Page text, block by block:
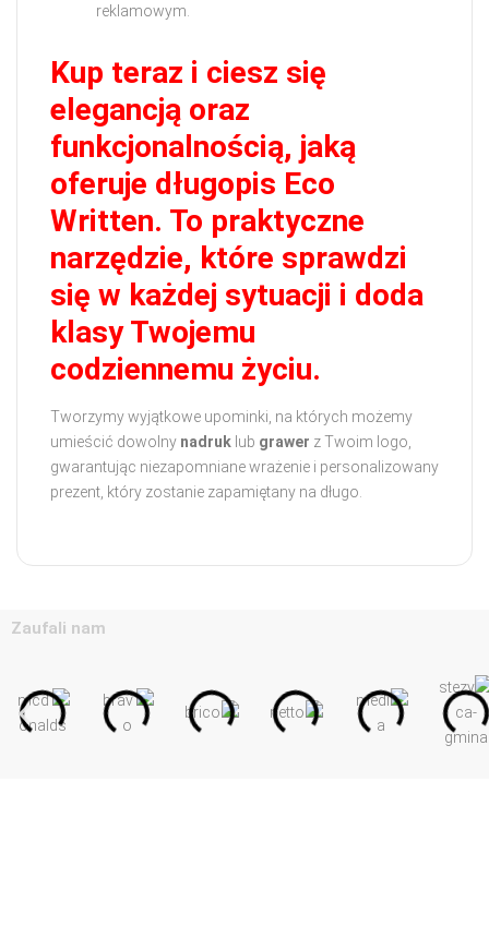
reklamowym.
Kup teraz i ciesz się
elegancją oraz
funkcjonalnością, jaką
oferuje długopis Eco
Written. To praktyczne
narzędzie, które sprawdzi
się w każdej sytuacji i doda
klasy Twojemu
codziennemu życiu.
Tworzymy wyjątkowe upominki, na których możemy
umieścić dowolny nadruk lub grawer z Twoim logo,
gwarantując niezapomniane wrażenie i personalizowany
prezent, który zostanie zapamiętany na długo.
Zaufali nam